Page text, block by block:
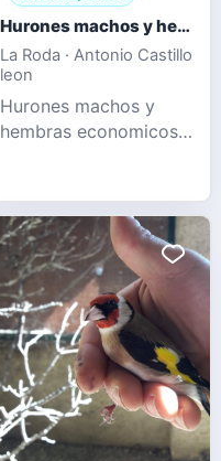
Hurones machos y hembras
La Roda · Antonio Castillo
leon
Hurones machos y
hembras economicos